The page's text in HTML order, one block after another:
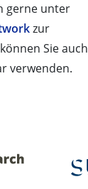
gerne unter
zur
Sie auch
verwenden.